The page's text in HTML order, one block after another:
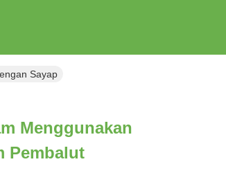
Sayap
Menggunakan
Pembalut